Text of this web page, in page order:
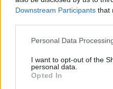
Downstream Participants that
Personal Data
I want to opt-out of the
personal data.
Opted In
Judith Cinter,@judith.inspostyle